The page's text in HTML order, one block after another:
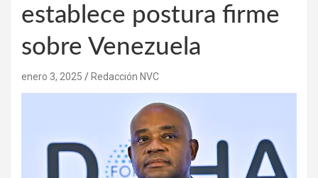
establece postura firme
sobre Venezuela
enero 3, 2025 Redacción NVC